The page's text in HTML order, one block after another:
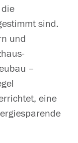
sind.
und
–
eine